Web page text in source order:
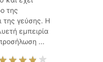
της
της γεύσης. Η
εμπειρία
...